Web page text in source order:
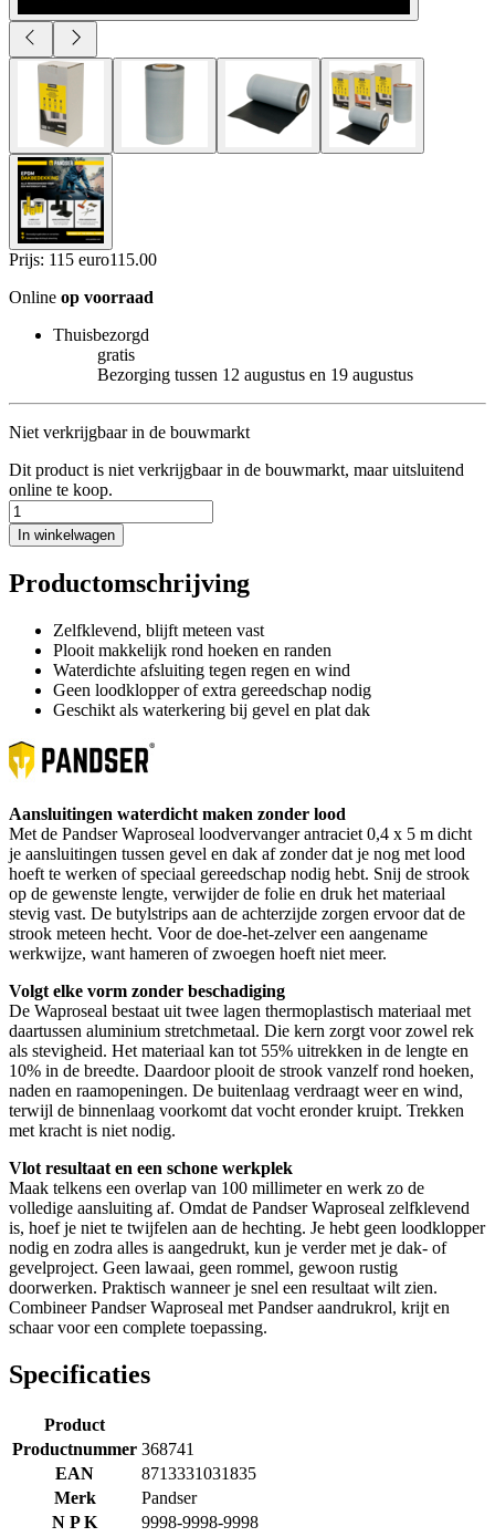
Prijs: 115 euro115.00
Online op voorraad
Thuisbezorgd
gratis
Bezorging tussen 12 augustus en 19 augustus
Niet verkrijgbaar in de bouwmarkt
Dit product is niet verkrijgbaar in de bouwmarkt, maar uitsluitend
online te koop.
In winkelwagen
Productomschrijving
Zelfklevend, blijft meteen vast
Plooit makkelijk rond hoeken en randen
Waterdichte afsluiting tegen regen en wind
Geen loodklopper of extra gereedschap nodig
Geschikt als waterkering bij gevel en plat dak
Aansluitingen waterdicht maken zonder lood
Met de Pandser Waproseal loodvervanger antraciet 0,4 x 5 m dicht
je aansluitingen tussen gevel en dak af zonder dat je nog met lood
hoeft te werken of speciaal gereedschap nodig hebt. Snij de strook
op de gewenste lengte, verwijder de folie en druk het materiaal
stevig vast. De butylstrips aan de achterzijde zorgen ervoor dat de
strook meteen hecht. Voor de doe-het-zelver een aangename
werkwijze, want hameren of zwoegen hoeft niet meer.
Volgt elke vorm zonder beschadiging
De Waproseal bestaat uit twee lagen thermoplastisch materiaal met
daartussen aluminium stretchmetaal. Die kern zorgt voor zowel rek
als stevigheid. Het materiaal kan tot 55% uitrekken in de lengte en
10% in de breedte. Daardoor plooit de strook vanzelf rond hoeken,
naden en raamopeningen. De buitenlaag verdraagt weer en wind,
terwijl de binnenlaag voorkomt dat vocht eronder kruipt. Trekken
met kracht is niet nodig.
Vlot resultaat en een schone werkplek
Maak telkens een overlap van 100 millimeter en werk zo de
volledige aansluiting af. Omdat de Pandser Waproseal zelfklevend
is, hoef je niet te twijfelen aan de hechting. Je hebt geen loodklopper
nodig en zodra alles is aangedrukt, kun je verder met je dak- of
gevelproject. Geen lawaai, geen rommel, gewoon rustig
doorwerken. Praktisch wanneer je snel een resultaat wilt zien.
Combineer Pandser Waproseal met Pandser aandrukrol, krijt en
schaar voor een complete toepassing.
Specificaties
Product
Productnummer 368741
EAN
8713331031835
Merk
Pandser
N P K
9998-9998-9998